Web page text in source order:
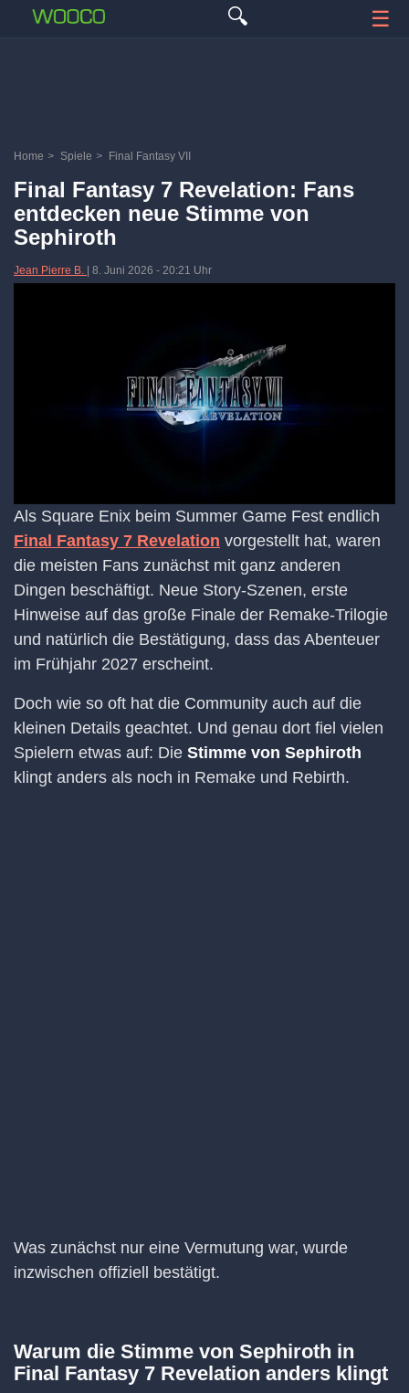
🔍 ☰
Home > Spiele > Final Fantasy VII
Final Fantasy 7 Revelation: Fans
entdecken neue Stimme von
Sephiroth
Jean Pierre B. 8. Juni 2026 - 20:21 Uhr
Als Square Enix beim Summer Game Fest endlich
Final Fantasy 7 Revelation vorgestellt hat, waren
die meisten Fans zunächst mit ganz anderen
Dingen beschäftigt. Neue Story-Szenen, erste
Hinweise auf das große Finale der Remake-Trilogie
und natürlich die Bestätigung, dass das Abenteuer
im Frühjahr 2027 erscheint.
Doch wie so oft hat die Community auch auf die
kleinen Details geachtet. Und genau dort fiel vielen
Spielern etwas auf: Die Stimme von Sephiroth
klingt anders als noch in Remake und Rebirth.
Was zunächst nur eine Vermutung war, wurde
inzwischen offiziell bestätigt.
Warum die Stimme von Sephiroth in
Final Fantasy 7 Revelation anders klingt